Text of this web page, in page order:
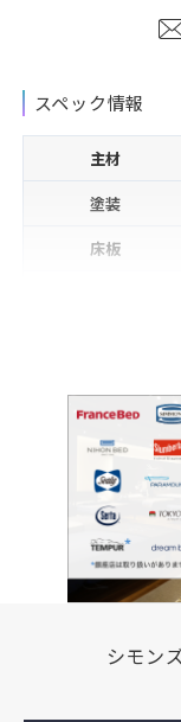
スペック情報
主材
塗装
床板
保証期間
備考
シモン